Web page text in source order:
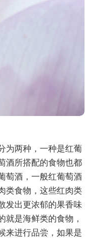
为两种，一种是红葡
酒所搭配的食物也都
萄酒，一般红葡萄酒
类食物，这些红肉类
发出更浓郁的果香味
就是海鲜类的食物，
来进行品尝，如果是